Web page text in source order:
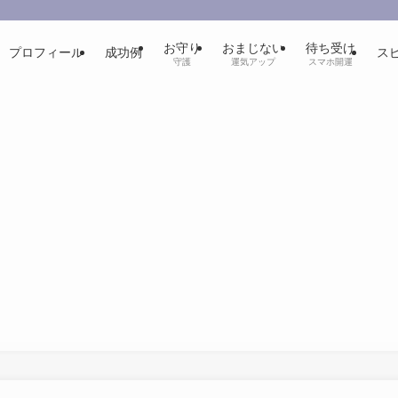
プロフィール 成功例 お守り
守護
おまじない
運気アップ
待ち受け
スマホ開運
ス